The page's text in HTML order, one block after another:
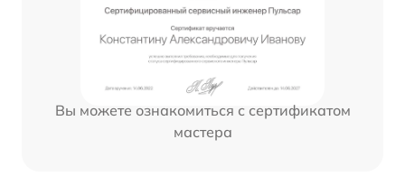
Вы можете ознакомиться с сертификатом
мастера